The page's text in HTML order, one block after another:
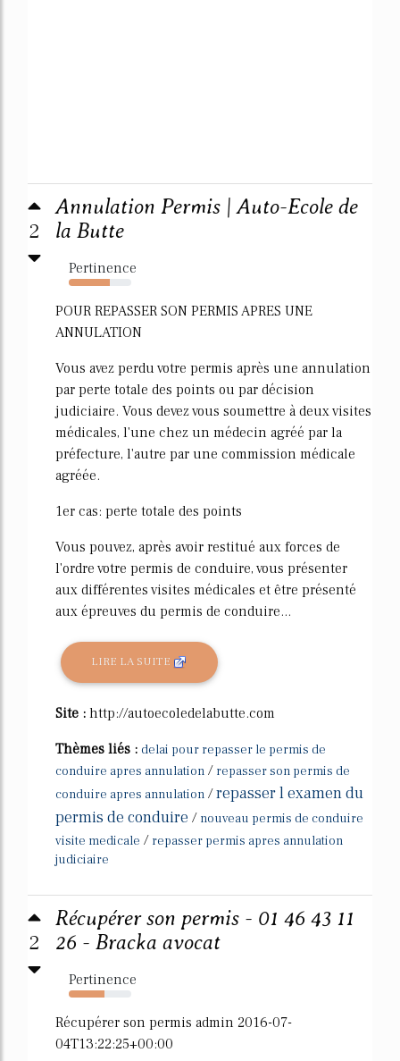
2
Annulation Permis | Auto-Ecole de
la Butte
Pertinence
66%
POUR REPASSER SON PERMIS APRES UNE
ANNULATION
Vous avez perdu votre permis après une annulation
par perte totale des points ou par décision
judiciaire. Vous devez vous soumettre à deux visites
médicales, l'une chez un médecin agréé par la
préfecture, l'autre par une commission médicale
agréée.
1er cas: perte totale des points
Vous pouvez, après avoir restitué aux forces de
l'ordre votre permis de conduire, vous présenter
aux différentes visites médicales et être présenté
aux épreuves du permis de conduire...
LIRE LA SUITE
Site : http://autoecoledelabutte.com
Thèmes liés : delai pour repasser le permis de
conduire apres annulation / repasser son permis de
conduire apres annulation /repasser l examen du
permis de conduire / nouveau permis de conduire
visite medicale / repasser permis apres annulation
judiciaire
2
Récupérer son permis - 01 46 43 11
26 - Bracka avocat
Pertinence
57%
Récupérer son permis admin 2016-07-
04T13:22:25+00:00